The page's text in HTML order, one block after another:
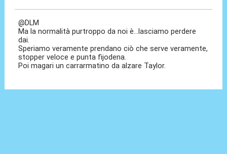
@DLM
Ma la normalità purtroppo da noi è...lasciamo perdere
dai.
Speriamo veramente prendano ciò che serve veramente,
stopper veloce e punta fijodena.
Poi magari un carrarmatino da alzare Taylor.